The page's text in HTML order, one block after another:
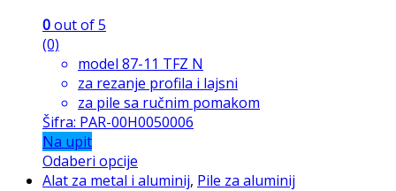
0out of 5
(0)
model 87-11 TFZ N
za rezanje profila i lajsni
za pile sa ručnim pomakom
Šifra: PAR-00H0050006
Na upit
Odaberi opcije
Alat za metal i aluminij, Pile za aluminij